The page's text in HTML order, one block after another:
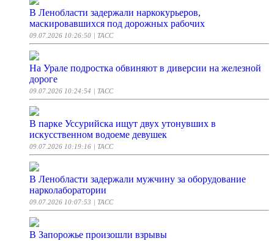
В Ленобласти задержали наркокурьеров,
маскировавшихся под дорожных рабочих
09.07.2026 10:26:50 | ТАСС
На Урале подростка обвиняют в диверсии на железной
дороге
09.07.2026 10:24:54 | ТАСС
В парке Уссурийска ищут двух утонувших в
искусственном водоеме девушек
09.07.2026 10:19:16 | ТАСС
В Ленобласти задержали мужчину за оборудование
нарколаборатории
09.07.2026 10:07:53 | ТАСС
В Запорожье произошли взрывы